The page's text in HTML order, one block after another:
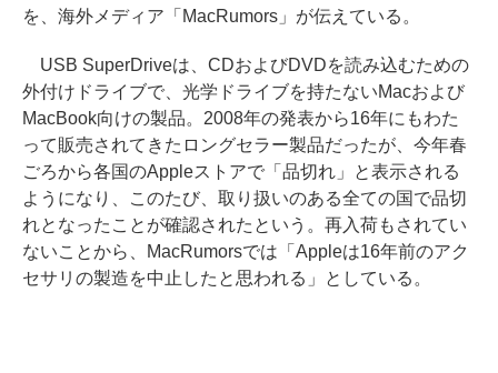
を、海外メディア「MacRumors」が伝えている。
USB SuperDriveは、CDおよびDVDを読み込むための
外付けドライブで、光学ドライブを持たないMacおよび
MacBook向けの製品。2008年の発表から16年にもわた
って販売されてきたロングセラー製品だったが、今年春
ごろから各国のAppleストアで「品切れ」と表示される
ようになり、このたび、取り扱いのある全ての国で品切
れとなったことが確認されたという。再入荷もされてい
ないことから、MacRumorsでは「Appleは16年前のアク
セサリの製造を中止したと思われる」としている。